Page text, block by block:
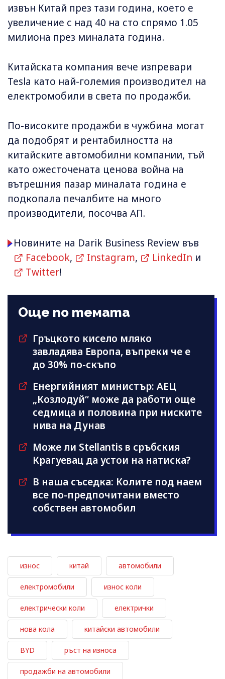
извън Китай през тази година, което е
увеличение с над 40 на сто спрямо 1.05
милиона през миналата година.
Китайската компания вече изпревари
Tesla като най-големия производител на
електромобили в света по продажби.
По-високите продажби в чужбина могат
да подобрят и рентабилността на
китайските автомобилни компании, тъй
като ожесточената ценова война на
вътрешния пазар миналата година е
подкопала печалбите на много
производители, посочва АП.
Новините на Darik Business Review във
Facebook, Instagram, LinkedIn и
Twitter!
Още по темата
Гръцкото кисело мляко
завладява Европа, въпреки че е
до 30% по-скъпо
Енергийният министър: АЕЦ
„Козлодуй“ може да работи още
седмица и половина при ниските
нива на Дунав
Може ли Stellantis в сръбския
Крагуевац да устои на натиска?
В наша съседка: Колите под наем
все по-предпочитани вместо
собствен автомобил
износ китай автомобили
електромобили износ коли
електрически коли електрички
нова кола китайски автомобили
BYD ръст на износа
продажби на автомобили